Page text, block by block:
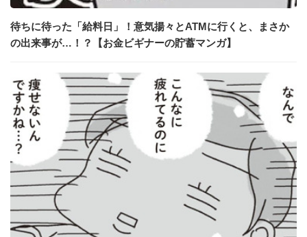
待ちに待った「給料日」！意気揚々とATMに行くと、まさか
の出来事が…！？【お金ビギナーの貯蓄マンガ】